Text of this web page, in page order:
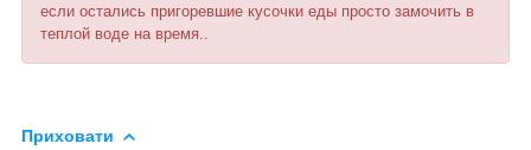
если остались пригоревшие кусочки еды просто замочить в
теплой воде на время..
Приховати